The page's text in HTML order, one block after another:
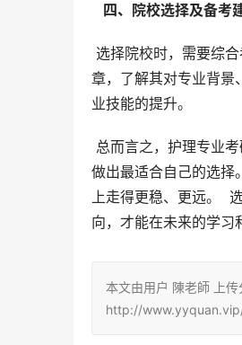
四、院校选择及备考
章，了解其对专业背景
业技能的提升。
做出最适合自己的选择
上走得更稳、更远。
向，才能在未来的学习
本文由用户 陳老師 上
http://